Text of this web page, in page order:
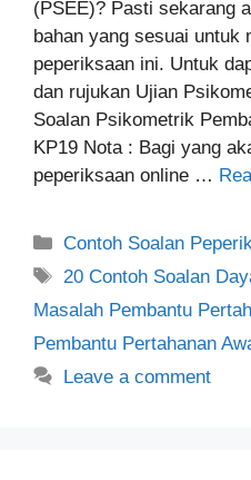
(PSEE)? Pasti sekarang
bahan yang sesuai untuk
peperiksaan ini. Untuk
dan rujukan Ujian
Soalan Psikometrik
KP19 Nota : Bagi yang
peperiksaan online …
Categories
Contoh Soalan
Tags
20 Contoh Soalan
Masalah Pembantu
Pembantu Pertahanan
Leave a comment